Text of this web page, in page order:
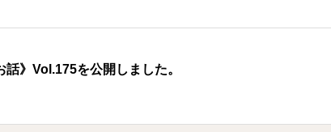
話》Vol.175を公開しました。